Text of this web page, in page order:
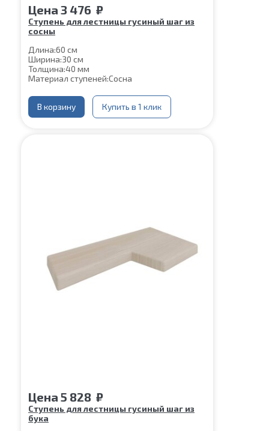
Цена 3 476 ₽
Ступень для лестницы гусиный шаг из
сосны
Длина:60 см
Ширина:30 см
Толщина:40 мм
Материал ступеней:Сосна
В корзину Купить в 1 клик
Цена 5 828 ₽
Ступень для лестницы гусиный шаг из
бука